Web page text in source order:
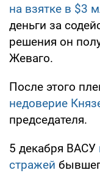
на взятке в $3
деньги за
решения он
Жеваго.
После этого
недоверие
председателя.
5 декабря ВАСУ
стражей